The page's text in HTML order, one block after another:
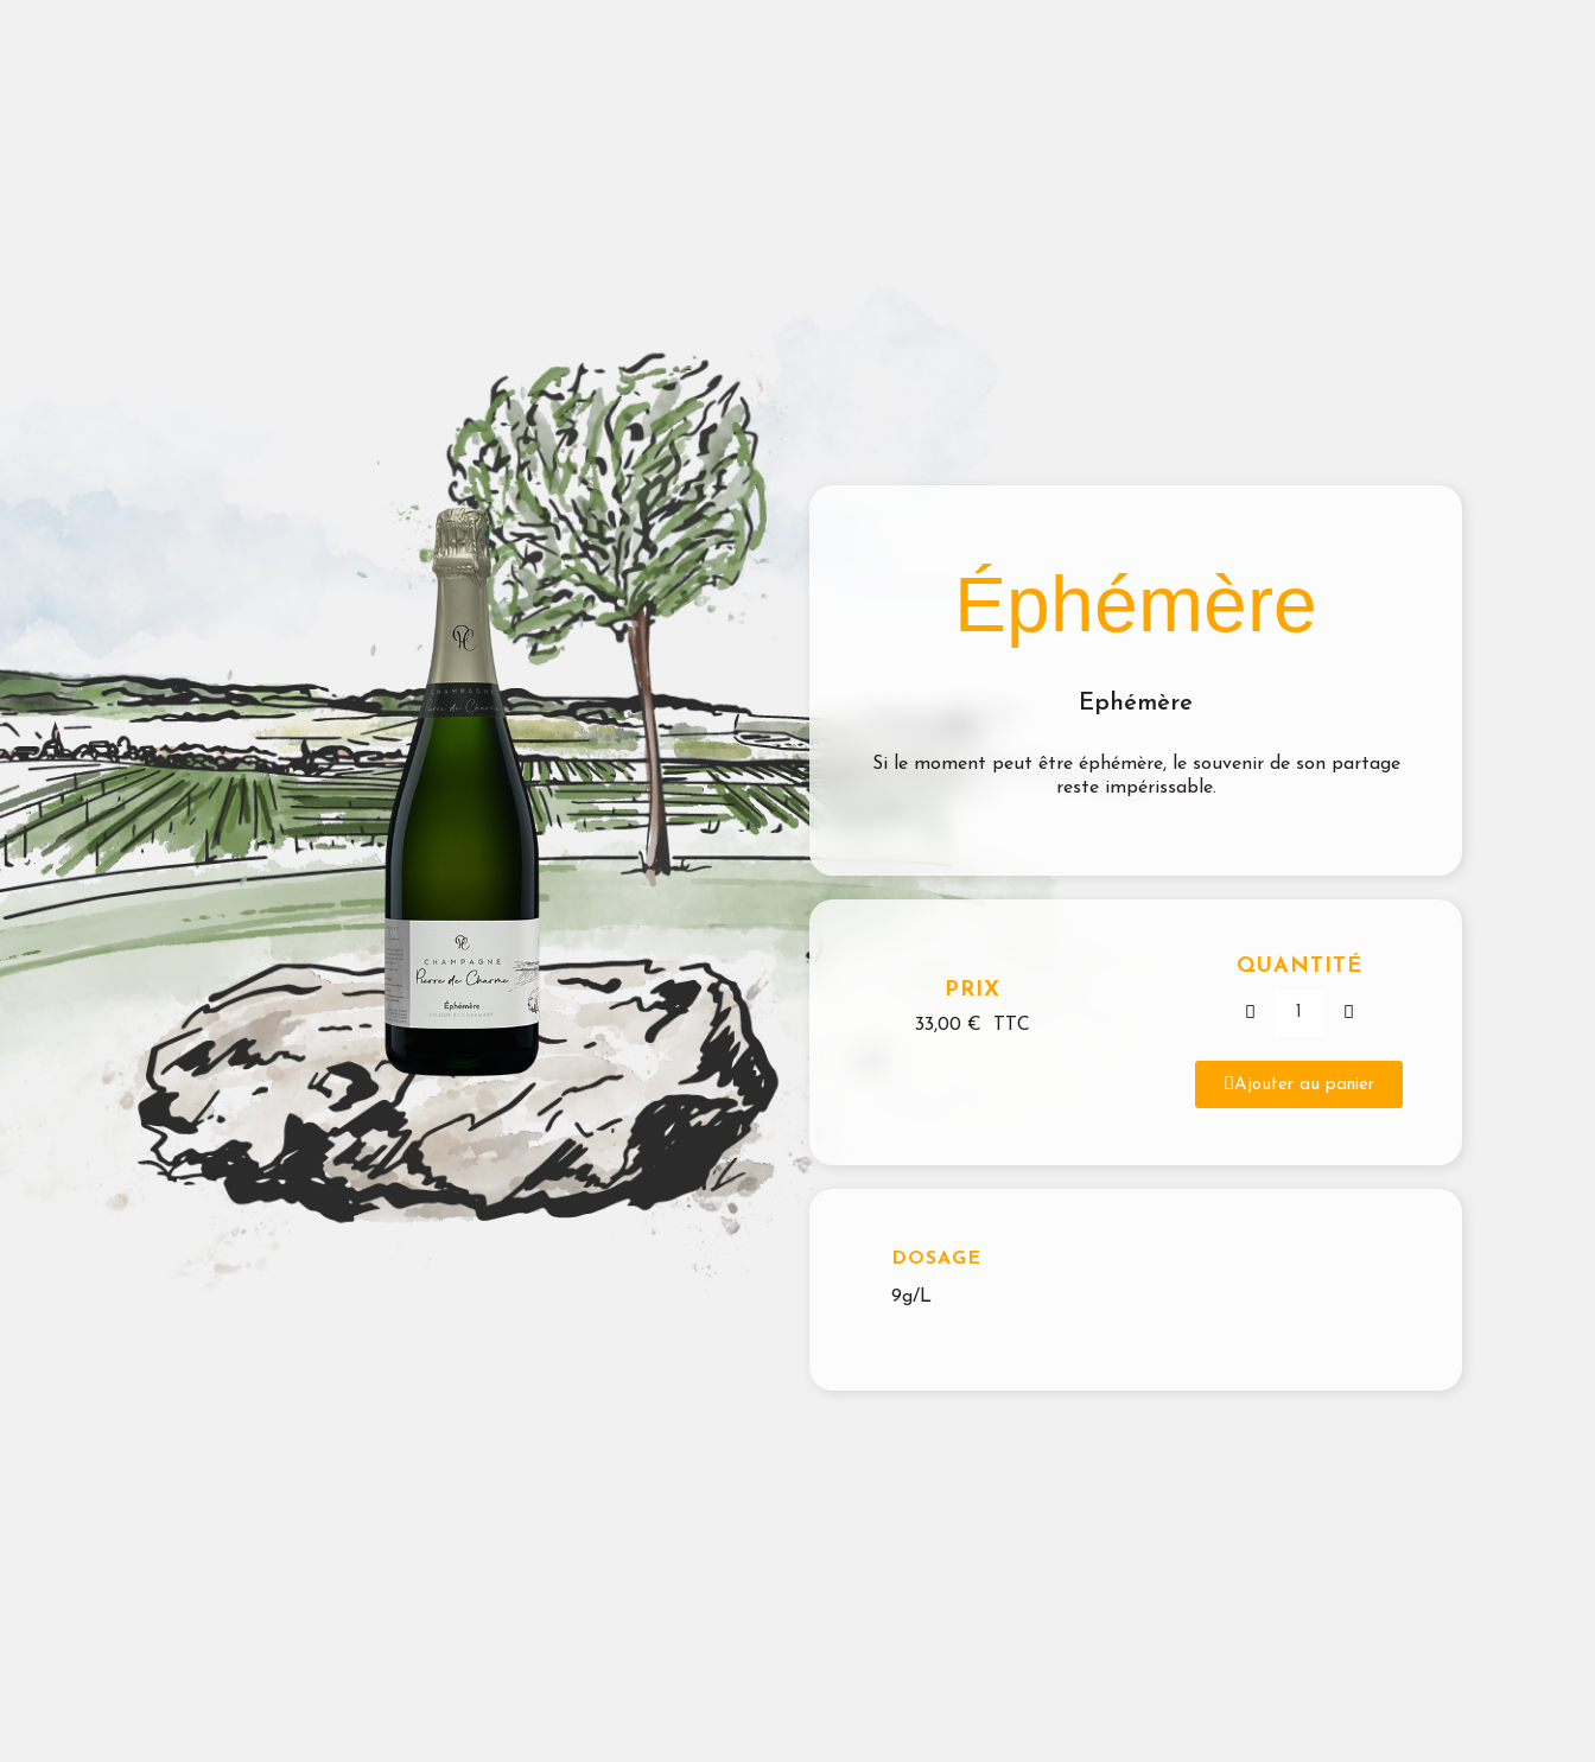
Éphémère
Ephémère
Si le moment peut être éphémère, le souvenir de son partage
reste impérissable.
PRIX
33,00 € TTC
QUANTITÉ
Ajouter au panier
DOSAGE
9g/L